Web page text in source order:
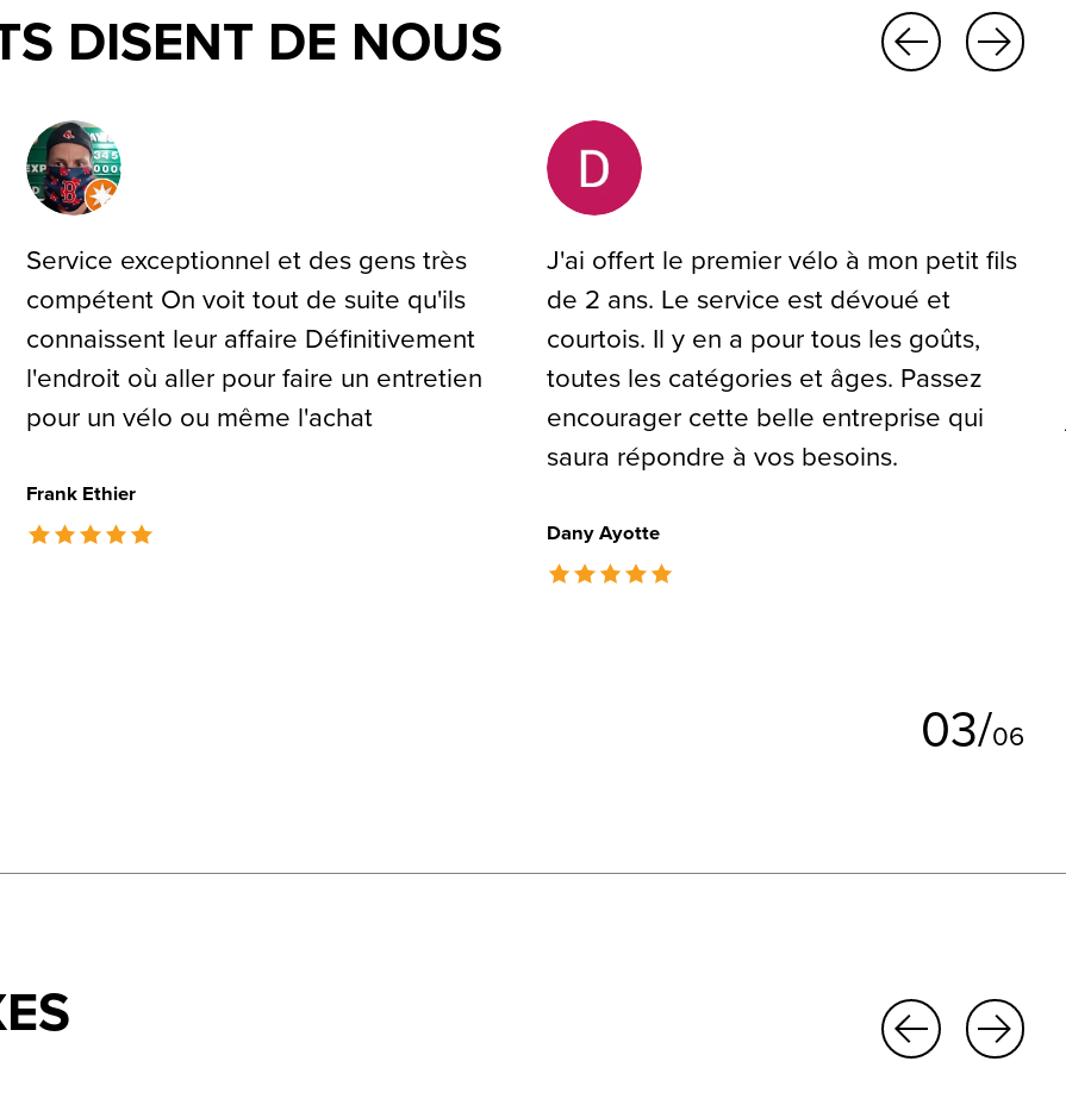
DISENT DE NOUS
Service exceptionnel et des gens très
compétent On voit tout de suite qu'ils
connaissent leur affaire Définitivement
l'endroit où aller pour faire un entretien
pour un vélo ou même l'achat
Frank Ethier
The rating of this product is
J'ai offert le premier vélo à mon petit fils
de 2 ans. Le service est dévoué et
courtois. Il y en a pour tous les goûts,
toutes les catégories et âges. Passez
encourager cette belle entreprise qui
saura répondre à vos besoins.
Dany Ayotte
The rating of this product is
03/06